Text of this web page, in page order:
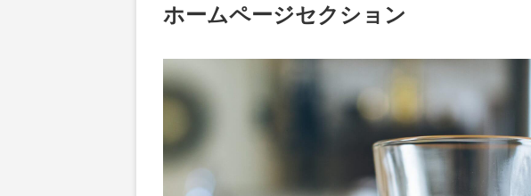
ホームページセクション